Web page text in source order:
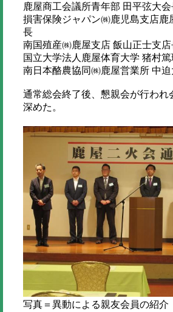
鹿屋商工会議所青年部 田平弦
損害保険ジャパン㈱鹿児島支店鹿
長
南国殖産㈱鹿屋支店 飯山正士
国立大学法人鹿屋体育大学 猪
南日本酪農協同㈱鹿屋営業所
通常総会終了後、懇親会が行われ
深めた。
写真＝異動による親友会員の紹介